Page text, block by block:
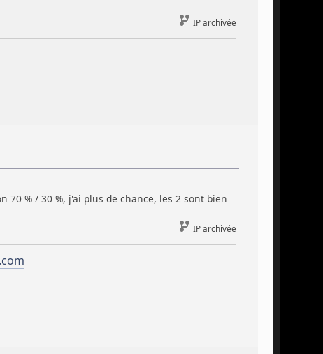
IP archivée
% / 30 %, j'ai plus de chance, les 2 sont bien
IP archivée